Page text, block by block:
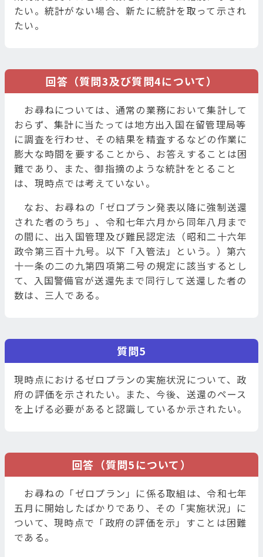
たい。統計がない場合、新たに統計を取って示され
たい。
回答（質問3及び質問4について）
お尋ねについては、通常の業務において集計して
おらず、集計に当たっては地方出入国在留管理局等
に調査を行わせ、その結果を精査するなどの作業に
膨大な時間を要することから、お答えすることは困
難であり、また、御指摘のような統計をとること
は、現時点では考えていない。
なお、お尋ねの「ゼロプラン発表以降に強制送還
された者のうち」、令和七年六月から同年八月まで
の間に、出入国管理及び難民認定法（昭和二十六年
政令第三百十九号。以下「入管法」という。）第六
十一条の二の九第四項第二号の規定に該当するとし
て、入国警備官が送還先まで同行して送還した者の
数は、三人である。
質問5
現時点におけるゼロプランの実施状況について、政
府の評価を示されたい。また、今後、送還のペース
を上げる必要があると認識しているか示されたい。
回答（質問5について）
お尋ねの「ゼロプラン」に係る取組は、令和七年
五月に開始したばかりであり、その「実施状況」に
ついて、現時点で「政府の評価を示」すことは困難
である。